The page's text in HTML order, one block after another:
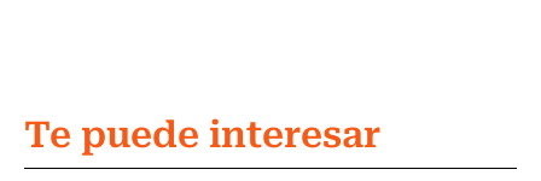
Te puede interesar